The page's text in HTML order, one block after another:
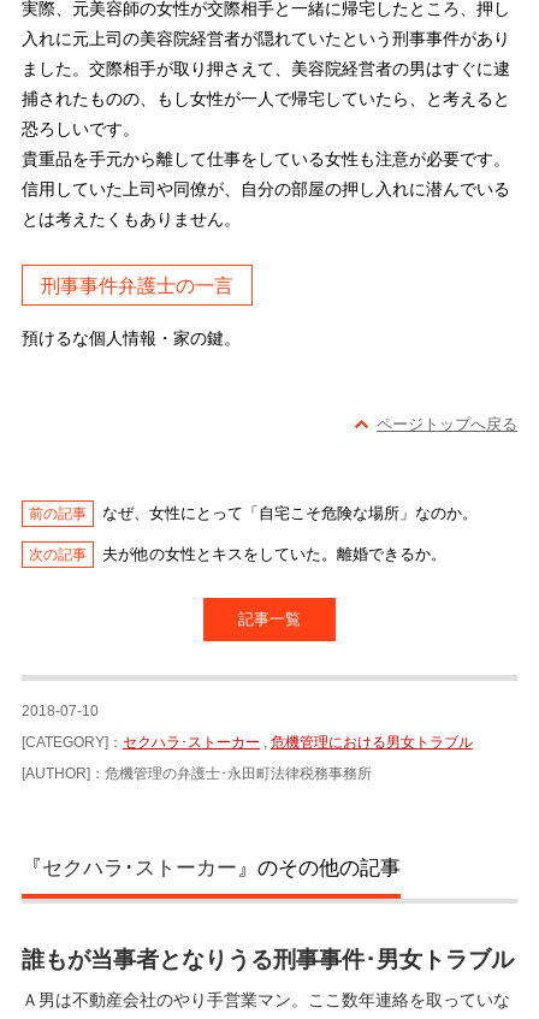
実際、元美容師の女性が交際相手と一緒に帰宅したところ、押し
入れに元上司の美容院経営者が隠れていたという刑事事件があり
ました。交際相手が取り押さえて、美容院経営者の男はすぐに逮
捕されたものの、もし女性が一人で帰宅していたら、と考えると
恐ろしいです。
貴重品を手元から離して仕事をしている女性も注意が必要です。
信用していた上司や同僚が、自分の部屋の押し入れに潜んでいる
とは考えたくもありません。
刑事事件弁護士の一言
預けるな個人情報・家の鍵。
ページトップへ戻る
なぜ、女性にとって「自宅こそ危険な場所」なのか。
夫が他の女性とキスをしていた。離婚できるか。
記事一覧
2018-07-10
[CATEGORY]： セクハラ･ストーカー
危機管理における男女トラブル
[AUTHOR]：危機管理の弁護士･永田町法律税務事務所
『セクハラ･ストーカー』のその他の記事
誰もが当事者となりうる刑事事件･男女トラブル
Ａ男は不動産会社のやり手営業マン。ここ数年連絡を取っていな